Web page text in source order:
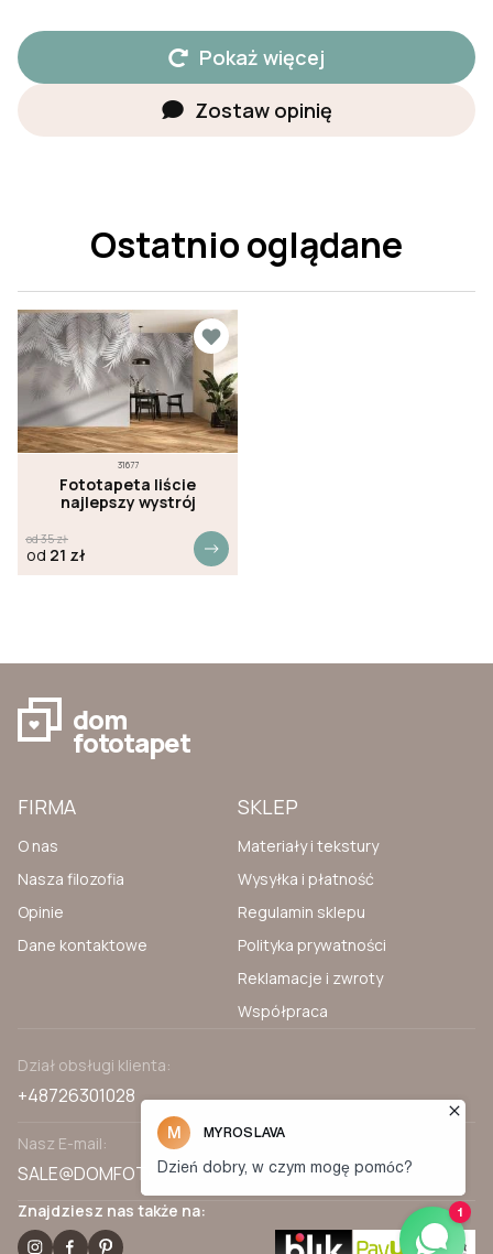
Pokaż więcej
Zostaw opinię
Ostatnio oglądane
31677
Fototapeta liście
najlepszy wystrój
od35zł
od 21 zł
dom
fototapet
Znajdziesz nas także na:
FIRMA
O nas
Nasza filozofia
Opinie
Dane kontaktowe
SKLEP
Materiały i tekstury
Wysyłka i płatność
Regulamin sklepu
Polityka prywatności
Reklamacje i zwroty
Współpraca
Dział obsługi klienta:
+48726301028
Nasz E-mail:
SALE@DOMFOTOTAPET.PL